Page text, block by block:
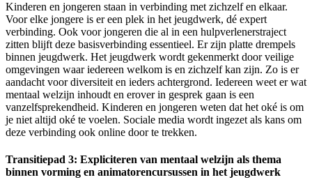
Kinderen en jongeren staan in verbinding met zichzelf en elkaar.
Voor elke jongere is er een plek in het jeugdwerk, dé expert
verbinding. Ook voor jongeren die al in een hulpverlenerstraject
zitten blijft deze basisverbinding essentieel. Er zijn platte drempels
binnen jeugdwerk. Het jeugdwerk wordt gekenmerkt door veilige
omgevingen waar iedereen welkom is en zichzelf kan zijn. Zo is er
aandacht voor diversiteit en ieders achtergrond. Iedereen weet er wat
mentaal welzijn inhoudt en erover in gesprek gaan is een
vanzelfsprekendheid. Kinderen en jongeren weten dat het oké is om
je niet altijd oké te voelen. Sociale media wordt ingezet als kans om
deze verbinding ook online door te trekken.
Transitiepad 3: Expliciteren van mentaal welzijn als thema
binnen vorming en animatorencursussen in het jeugdwerk